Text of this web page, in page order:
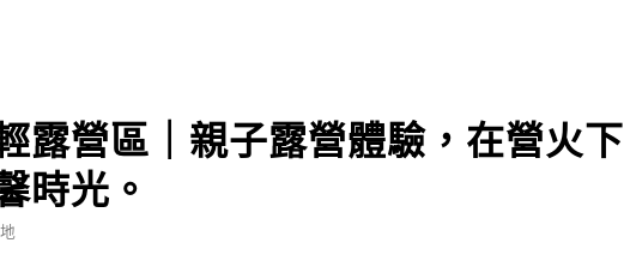
露營區｜親子露營體驗，在營火下
時光。